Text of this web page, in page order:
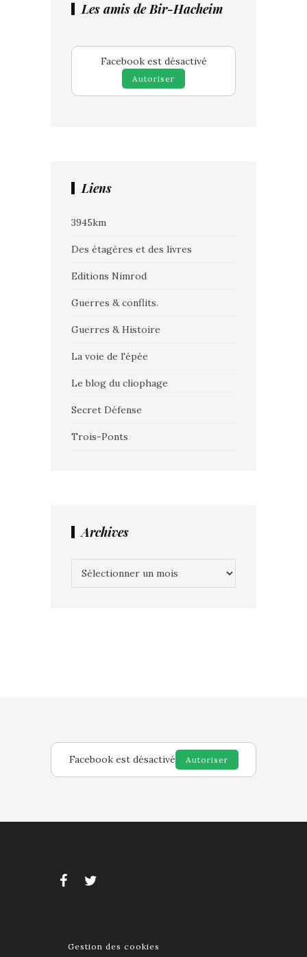
Les amis de Bir-Hacheim
Facebook est désactivé
Autoriser
Liens
3945km
Des étagères et des livres
Editions Nimrod
Guerres & conflits.
Guerres & Histoire
La voie de l'épée
Le blog du cliophage
Secret Défense
Trois-Ponts
Archives
Facebook est désactivé Autoriser
Gestion des cookies